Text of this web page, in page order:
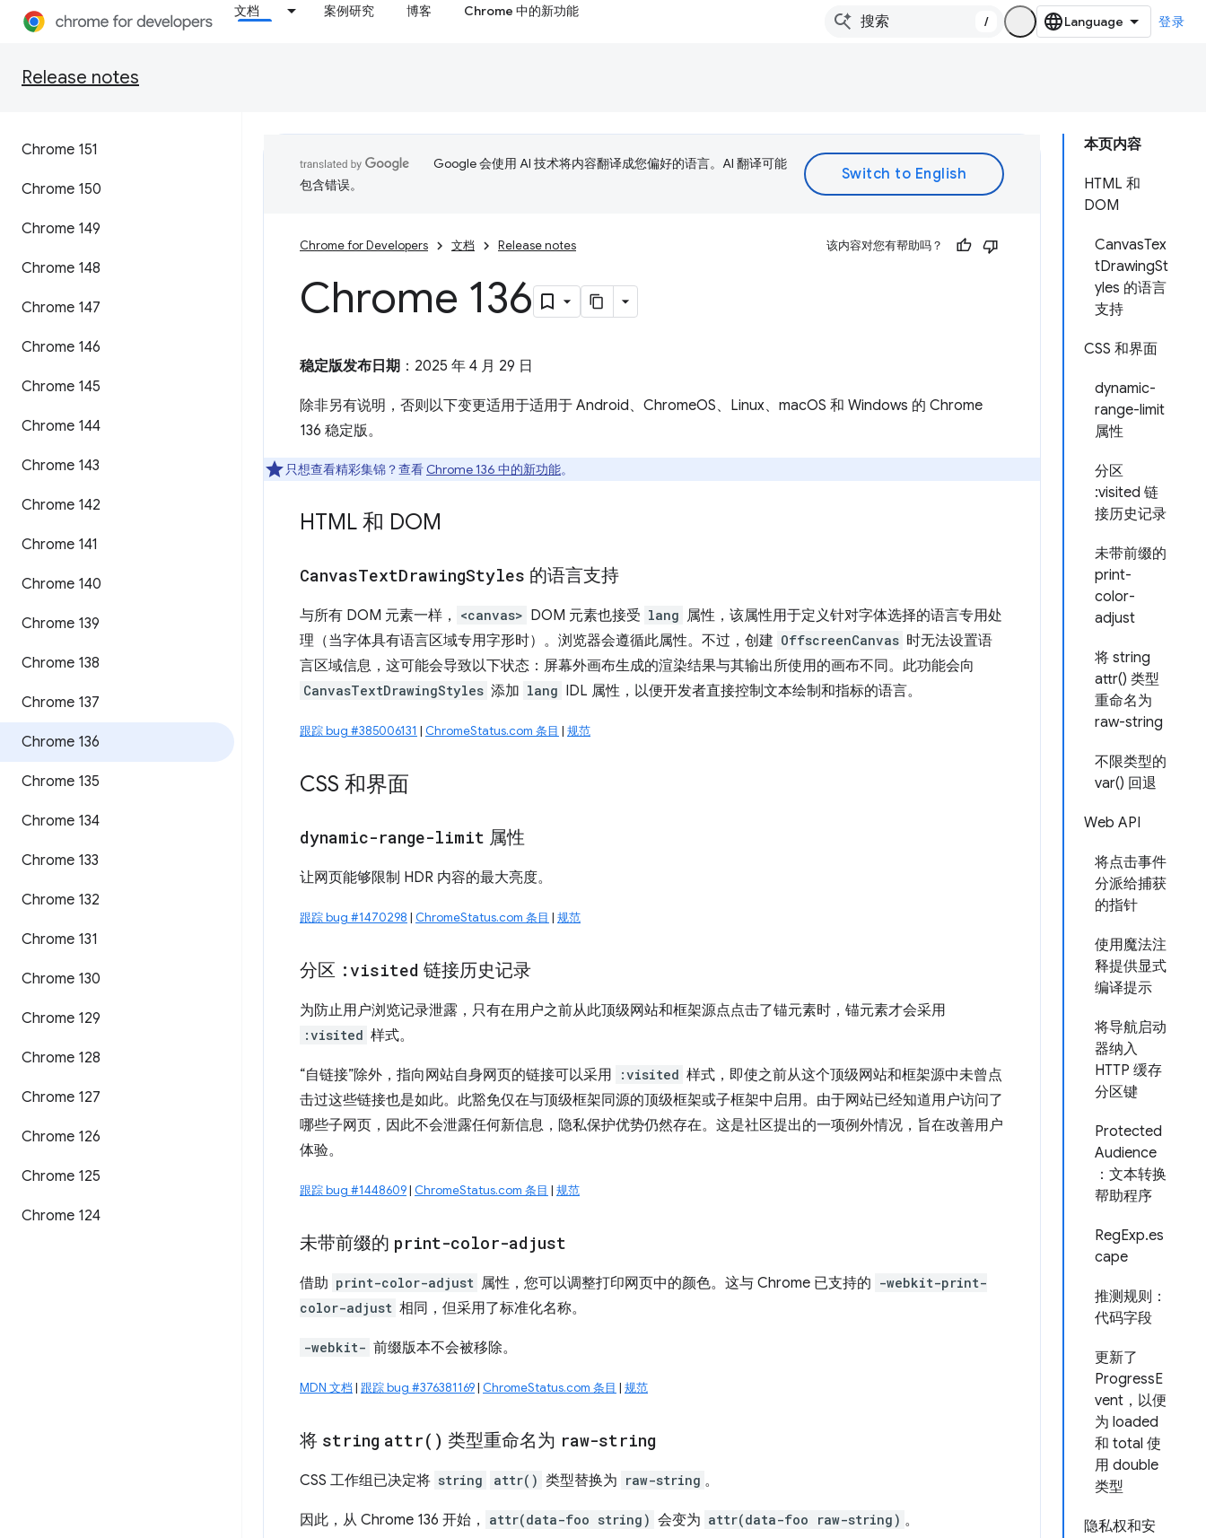
文档 案例研究 博客 Chrome 中的新功能
/ 登录
Release notes
Chrome 151
Chrome 150
Chrome 149
Chrome 148
Chrome 147
Chrome 146
Chrome 145
Chrome 144
Chrome 143
Chrome 142
Chrome 141
Chrome 140
Chrome 139
Chrome 138
Chrome 137
Chrome 136
Chrome 135
Chrome 134
Chrome 133
Chrome 132
Chrome 131
Chrome 130
Chrome 129
Chrome 128
Chrome 127
Chrome 126
Chrome 125
Chrome 124
本页内容
HTML 和
DOM
CanvasTex
tDrawingSt
yles 的语言
支持
CSS 和界面
dynamic-
range-limit
属性
分区
:visited 链
接历史记录
未带前缀的
print-
color-
adjust
将 string
attr() 类型
重命名为
raw-string
不限类型的
var() 回退
Web API
将点击事件
分派给捕获
的指针
使用魔法注
释提供显式
编译提示
将导航启动
器纳入
HTTP 缓存
分区键
Protected
Audience
：文本转换
帮助程序
RegExp.es
cape
推测规则：
代码字段
更新了
ProgressE
vent，以便
为 loaded
和 total 使
用 double
类型
隐私权和安
Google 会使用 AI 技术将内容翻译成您偏好的语言。AI 翻译可能
包含错误。
Chrome for Developers 文档 Release notes 该内容对您有帮助吗？
Chrome 136
稳定版发布日期 ：2025 年 4 月 29 日
除非另有说明，否则以下变更适用于适用于 Android、ChromeOS、Linux、macOS 和 Windows 的 Chrome
136 稳定版。
只想查看精彩集锦？查看 Chrome 136 中的新功能。
HTML 和 DOM
CanvasTextDrawingStyles 的语言支持
与所有 DOM 元素一样， <canvas> DOM 元素也接受 lang 属性，该属性用于定义针对字体选择的语言专用处
理（当字体具有语言区域专用字形时）。浏览器会遵循此属性。不过，创建 OffscreenCanvas 时无法设置语
言区域信息，这可能会导致以下状态：屏幕外画布生成的渲染结果与其输出所使用的画布不同。此功能会向
CanvasTextDrawingStyles 添加 lang IDL 属性，以便开发者直接控制文本绘制和指标的语言。
跟踪 bug #385006131 | ChromeStatus.com 条目 | 规范
CSS 和界面
dynamic-range-limit 属性
让网页能够限制 HDR 内容的最大亮度。
跟踪 bug #1470298 | ChromeStatus.com 条目 | 规范
分区 :visited 链接历史记录
为防止用户浏览记录泄露，只有在用户之前从此顶级网站和框架源点点击了锚元素时，锚元素才会采用
:visited 样式。
“自链接”除外，指向网站自身网页的链接可以采用 :visited 样式，即使之前从这个顶级网站和框架源中未曾点
击过这些链接也是如此。此豁免仅在与顶级框架同源的顶级框架或子框架中启用。由于网站已经知道用户访问了
哪些子网页，因此不会泄露任何新信息，隐私保护优势仍然存在。这是社区提出的一项例外情况，旨在改善用户
体验。
跟踪 bug #1448609| ChromeStatus.com 条目 | 规范
未带前缀的 print-color-adjust
借助 print-color-adjust 属性，您可以调整打印网页中的颜色。这与 Chrome 已支持的 -webkit-print-
color-adjust 相同，但采用了标准化名称。
-webkit- 前缀版本不会被移除。
MDN 文档 | 跟踪 bug #376381169| ChromeStatus.com 条目 | 规范
将 string attr( ) 类型重命名为 raw-string
CSS 工作组已决定将 string attr() 类型替换为 raw-string 。
因此，从 Chrome 136 开始， attr(data-foo string) 会变为 attr(data-foo raw-string) 。